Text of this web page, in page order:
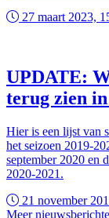
27 maart 2023,
UPDATE:
terug zien in
Hier is een lijst van
het seizoen 2019-
september 2020 en
2020-2021.
21 november
Meer